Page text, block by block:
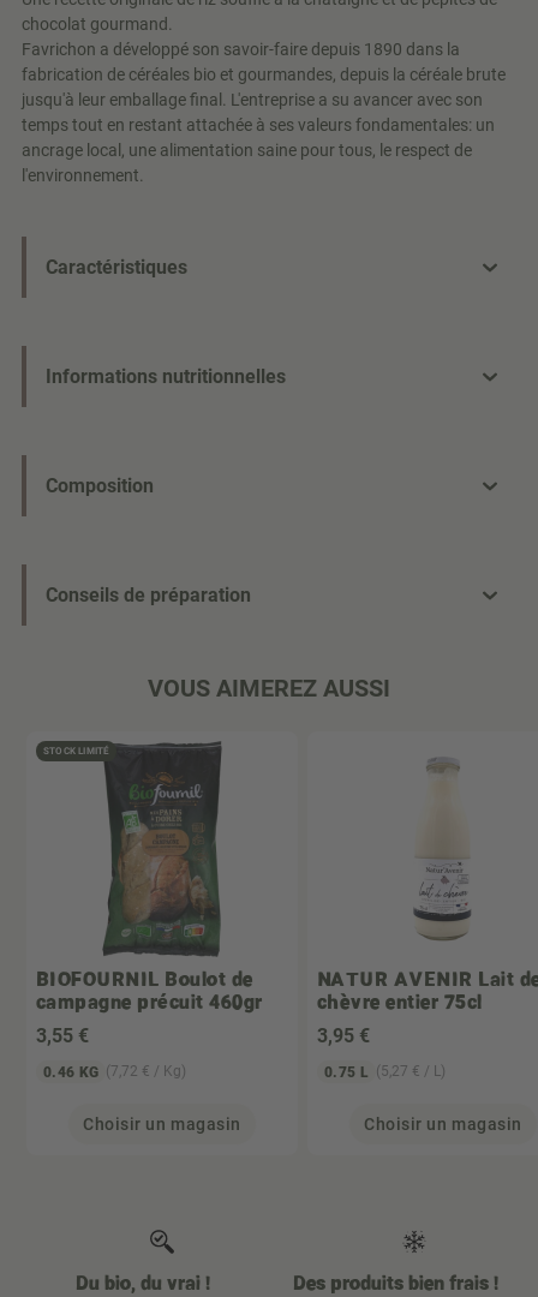
chocolat gourmand.
Favrichon a développé son savoir-faire depuis 1890 dans la
fabrication de céréales bio et gourmandes, depuis la céréale brute
jusqu'à leur emballage final. L'entreprise a su avancer avec son
temps tout en restant attachée à ses valeurs fondamentales: un
ancrage local, une alimentation saine pour tous, le respect de
l'environnement.
Caractéristiques
Informations nutritionnelles
Composition
Conseils de préparation
VOUS AIMEREZ AUSSI
STOCK LIMITÉ
BIOFOURNIL Boulot de
campagne précuit 460gr
3,55 €
0.46 KG (7,72 € / Kg)
Choisir un magasin
NATUR AVENIR Lait
chèvre entier 75cl
3,95 €
0.75 L (5,27 € / L)
Choisir un magasin
Du bio, du vrai ! Des produits bien frais !